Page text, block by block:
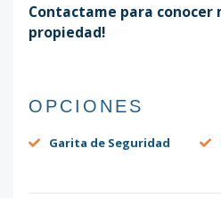
Contactame para conocer
propiedad!
OPCIONES
Garita de Seguridad